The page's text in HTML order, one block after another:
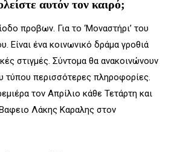
αυτόν τον καιρό;
προβων. Για το ‘Μοναστήρι’ του
Είναι ένα κοινωνικό δράμα γροθιά
στιγμές. Σύντομα θα ανακοινώνουν
τύπου περισσότερες πληροφορίες.
τον Απρίλιο κάθε Τετάρτη και
Λάκης Καραλης στον